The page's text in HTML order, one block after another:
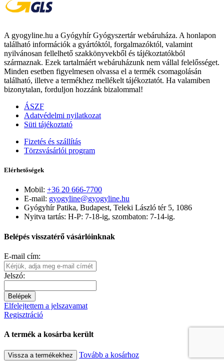
A gyogyline.hu a Gyógyhír Gyógyszertár webáruháza. A honlapon
található információk a gyártóktól, forgalmazóktól, valamint
nyilvánosan fellelhető szakkönyvekből és tájékoztatókból
származnak. Ezek tartalmáért webáruházunk nem vállal felelősséget.
Minden esetben figyelmesen olvassa el a termék csomagolásán
található, illetve a termékhez mellékelt tájékoztatót. Ha valamiben
bizonytalan, forduljon hozzánk bizalommal!
ÁSZF
Adatvédelmi nyilatkozat
Süti tájékoztató
Fizetés és szállítás
Törzsvásárlói program
Elérhetőségek
Mobil: +36 20 666-7700
E-mail: gyogyline@gyogyline.hu
Gyógyhír Patika, Budapest, Teleki László tér 5, 1086
Nyitva tartás: H-P: 7-18-ig, szombaton: 7-14-ig.
Belépés visszatérő vásárlóinknak
E-mail cím:
Jelszó:
Belépek
Elfelejtettem a jelszavamat
Regisztráció
A termék a kosárba került
Vissza a termékekhez Tovább a kosárhoz